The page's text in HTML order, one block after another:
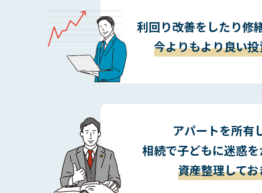
利回り改善をしたり修
今よりもより良い
アパートを所有
相続で子どもに迷惑
資産整理して